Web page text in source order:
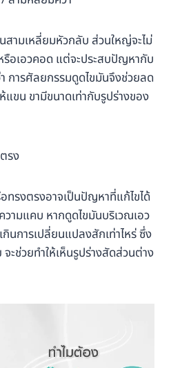
ามเหลี่ยมหัวกลับ ส่วนใหญ่จะไม่
รือเอวคอด แต่จะประสบปัญหากับ
การศัลยกรรมดูดไขมันจึงช่วยลด
ขน ขามีขนาดเท่ากับรูปร่างของ
รง
ทรงตรงอาจเป็นปัญหาที่แก้ไขได้
ามแคบ หากดูดไขมันบริเวณเอว
นการเปลี่ยนแปลงสักเท่าไหร่ ซึ่ง
ะช่วยทำให้เห็นรูปร่างสัดส่วนต่าง